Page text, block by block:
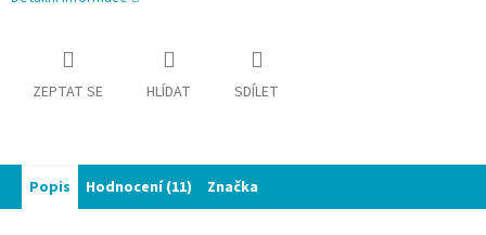
ZEPTAT SE HLÍDAT SDÍLET
Popis Hodnocení (11) Značka